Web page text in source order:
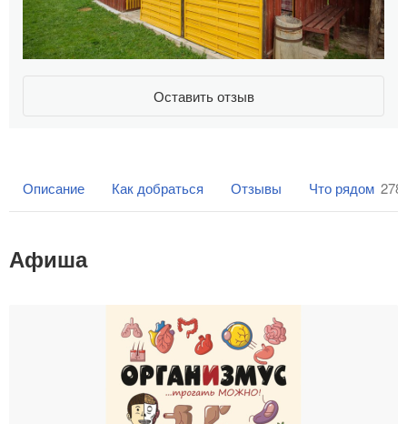
Оставить отзыв
Описание Как добраться Отзывы Что рядом 278
Афиша